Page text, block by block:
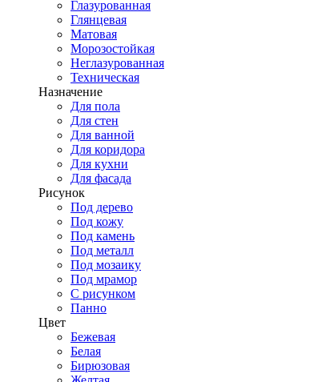
Глазурованная
Глянцевая
Матовая
Морозостойкая
Неглазурованная
Техническая
Назначение
Для пола
Для стен
Для ванной
Для коридора
Для кухни
Для фасада
Рисунок
Под дерево
Под кожу
Под камень
Под металл
Под мозаику
Под мрамор
С рисунком
Панно
Цвет
Бежевая
Белая
Бирюзовая